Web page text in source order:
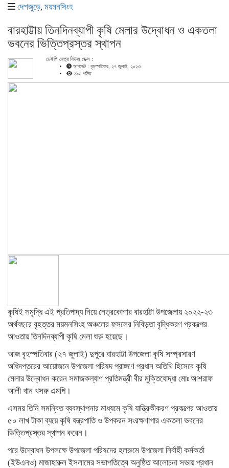
দেশজুড়ে, ময়মনসিংহ
বারহাট্টায় তিনদিনব্যাপী কৃষি মেলার উদ্বোধন ও একতলা
ভবনের ভিত্তিপ্রস্তর স্থাপন
ডেইলি নেত্র নিউজ ডেক্স :
আপডেট : বৃহস্পতিবার, ২৭ জুলাই, ২০২৩
২৯৩ পঠিত
কৃষিই সমৃদ্ধি এই প্রতিপাদ্য নিয়ে নেত্রকোণার বারহাট্টা উপজেলায় ২০২২-২৩
অর্থবছরে বৃহত্তর ময়মনসিংহ অঞ্চলের ফসলের নিবিড়তা বৃদ্ধিকরণ প্রকল্পের
আওতায় তিনদিনব্যাপী কৃষি মেলা শুরু হয়েছে।
আজ বৃহস্পতিবার (২৭ জুলাই) দুপুরে বারহাট্টা উপজেলা কৃষি সম্প্রসারণ
অধিদপ্তরের আয়োজনে উপজেলা পরিষদ প্রাঙ্গণে প্রধান অতিথি হিসেবে কৃষি
মেলার উদ্বোধন করেন সমাজকল্যাণ প্রতিমন্ত্রী বীর মুক্তিযোদ্ধা মোঃ আশরাফ
আলী খান খসরু এমপি।
এসময় তিনি সমন্বিত ব্যবস্থাপনার মাধ্যমে কৃষি যান্ত্রিকীকরণ প্রকল্পের আওতায়
৫০ লাখ টাকা ব্যয়ে কৃষি যন্ত্রপাতি ও উপকরন সংরক্ষণাগার একতলা ভবনের
ভিত্তিপ্রস্তর স্থাপন করেন।
পরে উদ্বোধন উপলক্ষে উপজেলা পরিষদের হলরুমে উপজেলা নির্বাহী কর্মকর্তা
(ইউএনও) মাজাহারুল ইসলামের সভাপতিত্বে অনুষ্ঠিত আলোচনা সভায় প্রধান